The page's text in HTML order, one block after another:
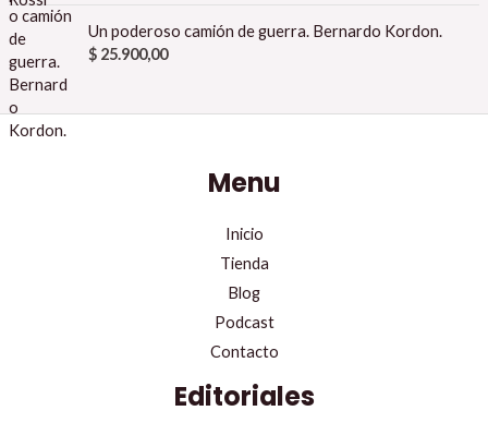
Un poderoso camión de guerra. Bernardo Kordon.
$25.900,00
Menu
Inicio
Tienda
Blog
Podcast
Contacto
Editoriales